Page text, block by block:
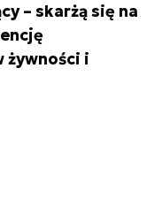
– skarżą się na
żywności i